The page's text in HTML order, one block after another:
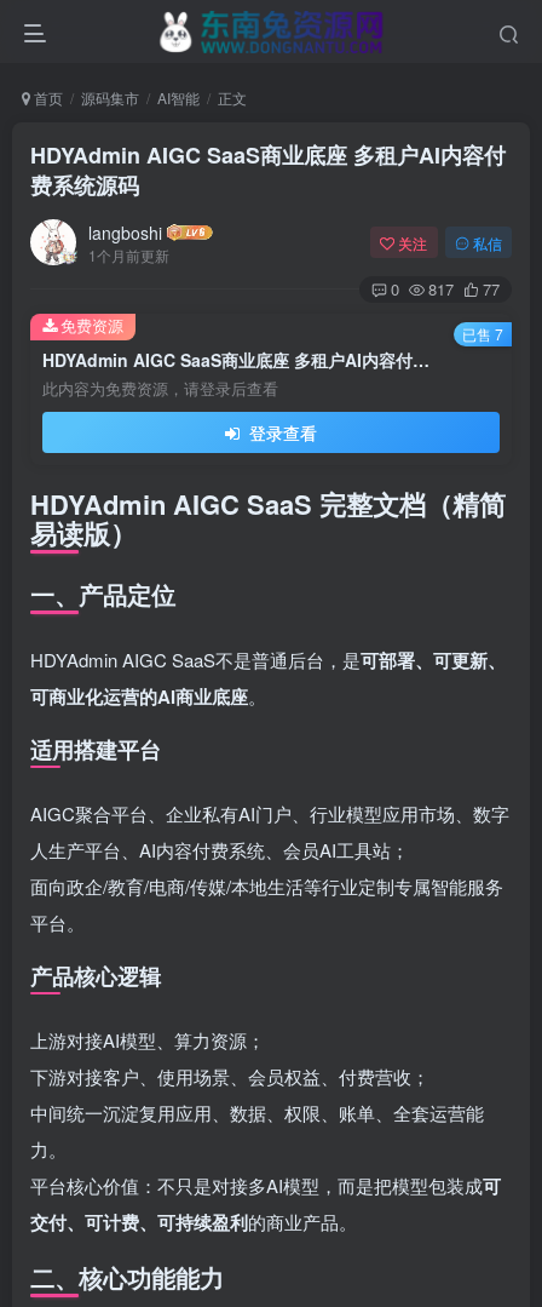
首页 源码集市 AI智能 正文
HDYAdmin AIGC SaaS商业底座 多租户AI内容付
费系统源码
langboshi
1个月前更新
关注 私信
0 817 77
HDYAdmin AIGC SaaS商业底座 多租户AI内容付费系统源码
此内容为免费资源，请登录后查看
登录查看
免费资源 已售 7
HDYAdmin AIGC SaaS 完整文档（精简
易读版）
一、产品定位
HDYAdmin AIGC SaaS不是普通后台，是可部署、可更新、
可商业化运营的AI商业底座。
适用搭建平台
AIGC聚合平台、企业私有AI门户、行业模型应用市场、数字
人生产平台、AI内容付费系统、会员AI工具站；
面向政企/教育/电商/传媒/本地生活等行业定制专属智能服务
平台。
产品核心逻辑
上游对接AI模型、算力资源；
下游对接客户、使用场景、会员权益、付费营收；
中间统一沉淀复用应用、数据、权限、账单、全套运营能
力。
平台核心价值：不只是对接多AI模型，而是把模型包装成可
交付、可计费、可持续盈利的商业产品。
二、核心功能能力